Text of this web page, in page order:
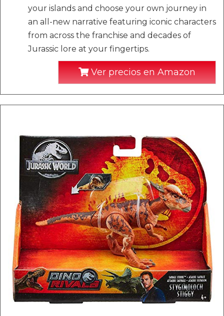
your islands and choose your own journey in
an all-new narrative featuring iconic characters
from across the franchise and decades of
Jurassic lore at your fingertips.
Ver precios en Amazon